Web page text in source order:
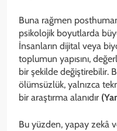
Buna rağmen
psikolojik boyutlarda
İnsanların dijital veya
toplumun yapısını,
bir şekilde değiştirebilir.
ölümsüzlük, yalnızca
bir araştırma alanıdır
Bu yüzden, yapay zekâ